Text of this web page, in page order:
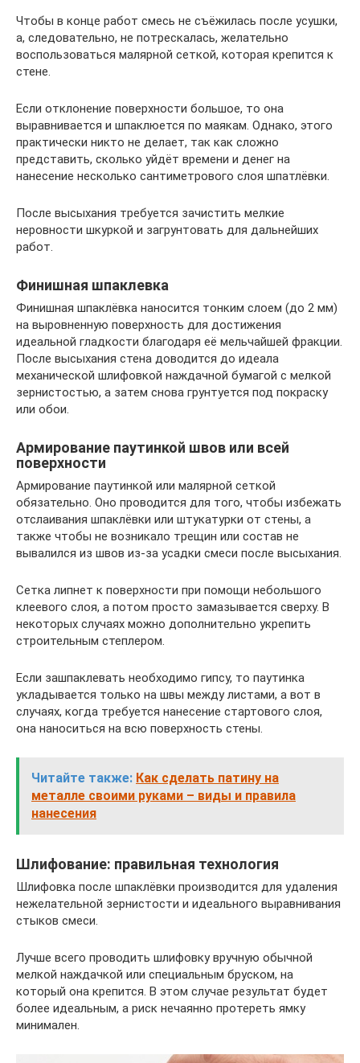
Чтобы в конце работ смесь не съёжилась после усушки,
а, следовательно, не потрескалась, желательно
воспользоваться малярной сеткой, которая крепится к
стене.
Если отклонение поверхности большое, то она
выравнивается и шпаклюется по маякам. Однако, этого
практически никто не делает, так как сложно
представить, сколько уйдёт времени и денег на
нанесение несколько сантиметрового слоя шпатлёвки.
После высыхания требуется зачистить мелкие
неровности шкуркой и загрунтовать для дальнейших
работ.
Финишная шпаклевка
Финишная шпаклёвка наносится тонким слоем (до 2 мм)
на выровненную поверхность для достижения
идеальной гладкости благодаря её мельчайшей фракции.
После высыхания стена доводится до идеала
механической шлифовкой наждачной бумагой с мелкой
зернистостью, а затем снова грунтуется под покраску
или обои.
Армирование паутинкой швов или всей
поверхности
Армирование паутинкой или малярной сеткой
обязательно. Оно проводится для того, чтобы избежать
отслаивания шпаклёвки или штукатурки от стены, а
также чтобы не возникало трещин или состав не
вывалился из швов из-за усадки смеси после высыхания.
Сетка липнет к поверхности при помощи небольшого
клеевого слоя, а потом просто замазывается сверху. В
некоторых случаях можно дополнительно укрепить
строительным степлером.
Если зашпаклевать необходимо гипсу, то паутинка
укладывается только на швы между листами, а вот в
случаях, когда требуется нанесение стартового слоя,
она наноситься на всю поверхность стены.
Читайте также: Как сделать патину на
металле своими руками – виды и правила
нанесения
Шлифование: правильная технология
Шлифовка после шпаклёвки производится для удаления
нежелательной зернистости и идеального выравнивания
стыков смеси.
Лучше всего проводить шлифовку вручную обычной
мелкой наждачкой или специальным бруском, на
который она крепится. В этом случае результат будет
более идеальным, а риск нечаянно протереть ямку
минимален.